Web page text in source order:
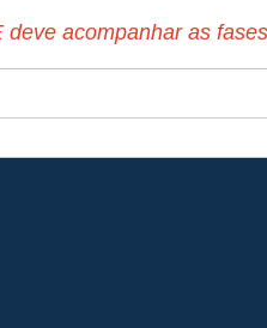
deve acompanhar as